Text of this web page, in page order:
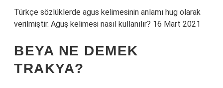
Türkçe sözlüklerde agus kelimesinin anlamı hug olarak
verilmiştir. Ağuş kelimesi nasıl kullanılır? 16 Mart 2021
BEYA NE DEMEK
TRAKYA?